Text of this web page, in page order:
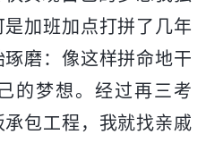
加班加点打拼了几年
磨：像这样拼命地干
的梦想。经过再三考
包工程，我就找亲戚